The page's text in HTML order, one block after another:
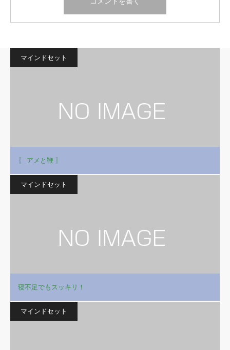
マインドセット
〖 アメと鞭 〗
マインドセット
寝不足でもスッキリ！
マインドセット